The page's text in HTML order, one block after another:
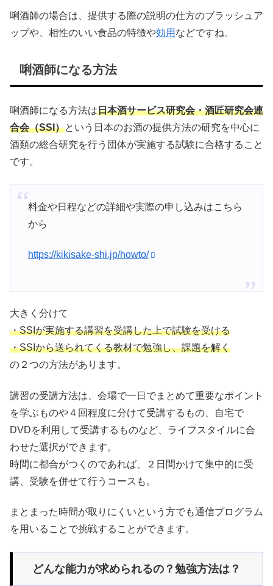
唎酒師の場合は、提供する際の説明の仕方のブラッシュア
ップや、相性のいい食品の特徴や効用 などですね。
唎酒師になる方法
唎酒師になる方法は日本酒サービス研究会・酒匠研究会連
合会（SSI）という日本のお酒の提供方法の研究を中心に
酒類の総合研究を行う団体が実施する試験に合格すること
です。
料金や日程などの詳細や実際の申し込みはこちら
から
https://kikisake-shi.jp/howto/
大きく分けて
・SSIが実施する講習を受講した上で試験を受ける
・SSIから送られてくる教材で勉強し、課題を解く
の２つの方法があります。
講習の受講方法は、会場で一日でまとめて重要なポイント
を学ぶものや４回程度に分けて受講するもの、自宅で
DVDを利用して受講するものなど、ライフスタイルに合
わせた選択ができます。
時間に都合がつくのであれば、２日間かけて集中的に受
講、受験を併せて行うコースも。
まとまった時間が取りにくいという方でも通信プログラム
を用いることで挑戦することができます。
どんな能力が求められるの？勉強方法は？